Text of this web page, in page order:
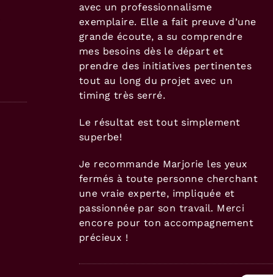
avec un professionnalisme
exemplaire. Elle a fait preuve d’une
grande écoute, a su comprendre
mes besoins dès le départ et
prendre des initiatives pertinentes
tout au long du projet avec un
timing très serré.
Le résultat est tout simplement
superbe!
Je recommande Marjorie les yeux
fermés à toute personne cherchant
une vraie experte, impliquée et
passionnée par son travail. Merci
encore pour ton accompagnement
précieux !